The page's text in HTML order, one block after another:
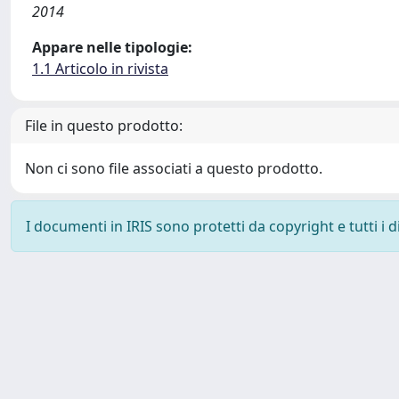
2014
Appare nelle tipologie:
1.1 Articolo in rivista
File in questo prodotto:
Non ci sono file associati a questo prodotto.
I documenti in IRIS sono protetti da copyright e tutti i